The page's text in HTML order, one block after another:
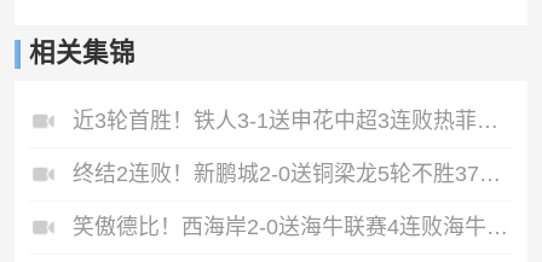
相关集锦
近3轮首胜！铁人3-1送申花中超3连败热菲尼奥双响邦本宜裕传射
终结2连败！新鹏城2-0送铜梁龙5轮不胜37岁姜至鹏破门韦斯利建功
笑傲德比！西海岸2-0送海牛联赛4连败海牛仍垫底西海岸升至第二